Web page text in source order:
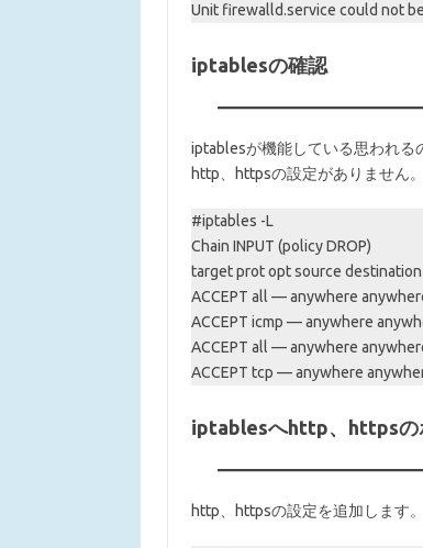
Unit firewalld.service could not
iptablesの確認
iptablesが機能している思われる
http、httpsの設定がありません。
#iptables -L
Chain INPUT (policy DROP)
target prot opt source destination
ACCEPT all — anywhere
ACCEPT icmp — anywhere
ACCEPT all — anywhere
ACCEPT tcp — anywhere
iptablesへhttp、httpsの
http、httpsの設定を追加します。